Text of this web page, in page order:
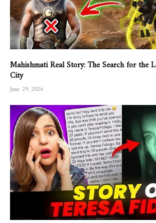
Mahishmati Real Story: The Search for the
City
June 29, 2026